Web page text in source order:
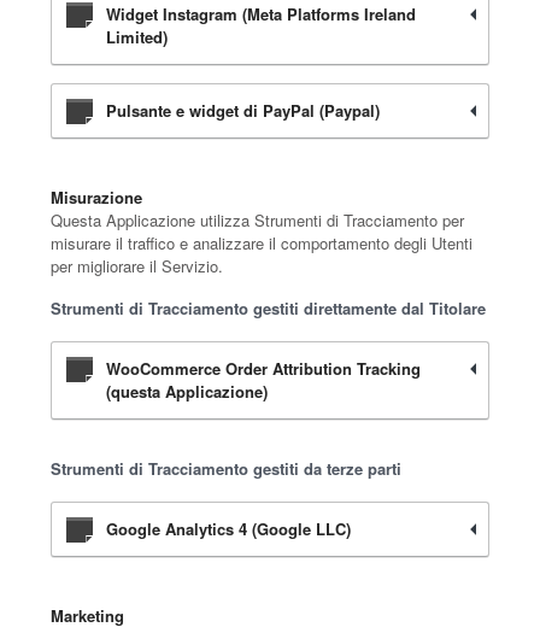
Widget Instagram (Meta Platforms Ireland
Limited)
Pulsante e widget di PayPal (Paypal)
Misurazione
Questa Applicazione utilizza Strumenti di Tracciamento per
misurare il traffico e analizzare il comportamento degli Utenti
per migliorare il Servizio.
Strumenti di Tracciamento gestiti direttamente dal Titolare
WooCommerce Order Attribution Tracking
(questa Applicazione)
Strumenti di Tracciamento gestiti da terze parti
Google Analytics 4 (Google LLC)
Marketing